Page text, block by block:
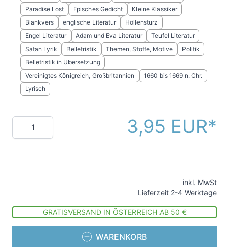
Paradise Lost
Episches Gedicht
Kleine Klassiker
Blankvers
englische Literatur
Höllensturz
Engel Literatur
Adam und Eva Literatur
Teufel Literatur
Satan Lyrik
Belletristik Themen, Stoffe, Motive
Politik
Belletristik in Übersetzung
Vereinigtes Königreich, Großbritannien
1660 bis 1669 n. Chr.
Lyrisch
Menge 3,95 EUR
inkl. MwSt
Lieferzeit 2-4 Werktage
GRATISVERSAND IN ÖSTERREICH AB 50 €
WARENKORB